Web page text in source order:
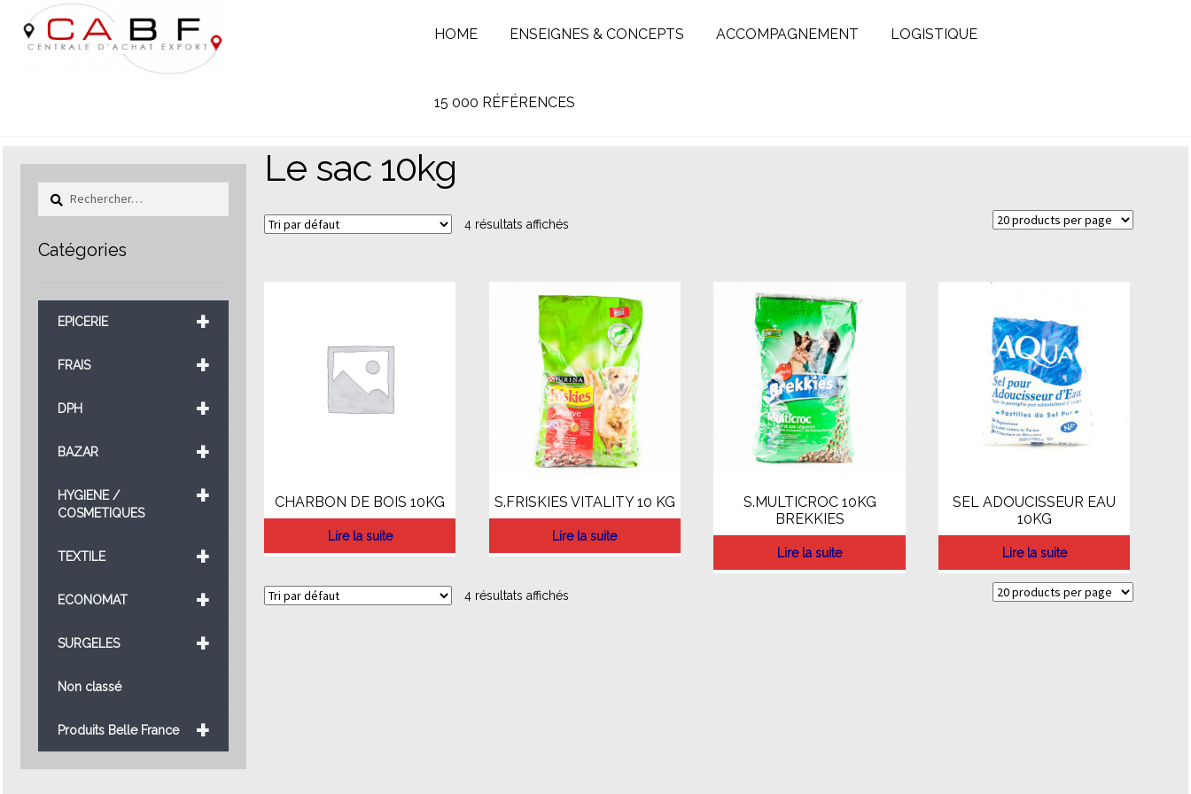
Aller
à
la
Aller
au
contenu
HOME ENSEIGNES & CONCEPTS ACCOMPAGNEMENT LOGISTIQUE
15 000 RÉFÉRENCES
Le sac 10kg
4 résultats affichés
CHARBON DE BOIS 10KG
Lire la suite
S.FRISKIES VITALITY 10 KG
Lire la suite
S.MULTICROC 10KG
BREKKIES
Lire la suite
SEL ADOUCISSEUR EAU
10KG
Lire la suite
4 résultats affichés
Rechercher :
Catégories
+
EPICERIE
+
FRAIS
+
DPH
+
BAZAR
+
HYGIENE /
COSMETIQUES
+
TEXTILE
+
ECONOMAT
+
SURGELES
Non classé
+
Produits Belle France